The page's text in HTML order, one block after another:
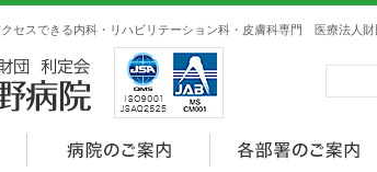
セスできる内科・リハビリテーション科・皮膚科専門 医療法人